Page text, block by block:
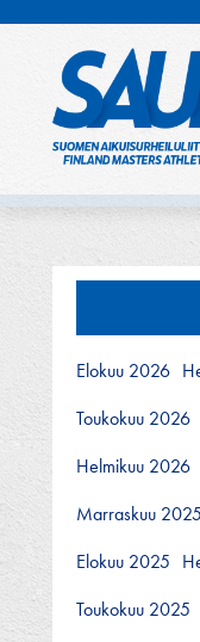
Elokuu 2026
Toukokuu 2026
Helmikuu 2026
Marraskuu 2025
Elokuu 2025
Toukokuu 2025